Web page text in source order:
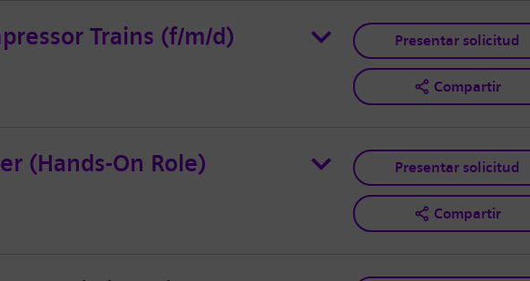
Trains (f/m/d) Presentar solicitud
Compartir
(Hands-On Role) Presentar solicitud
Compartir